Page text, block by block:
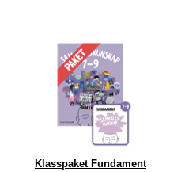
Klasspaket Fundament